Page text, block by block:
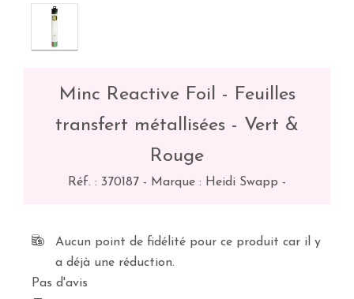
Minc Reactive Foil - Feuilles
transfert métallisées - Vert &
Rouge
Réf. : 370187 - Marque : Heidi Swapp -
Aucun point de fidélité pour ce produit car il y
a déjà une réduction.
Pas d'avis